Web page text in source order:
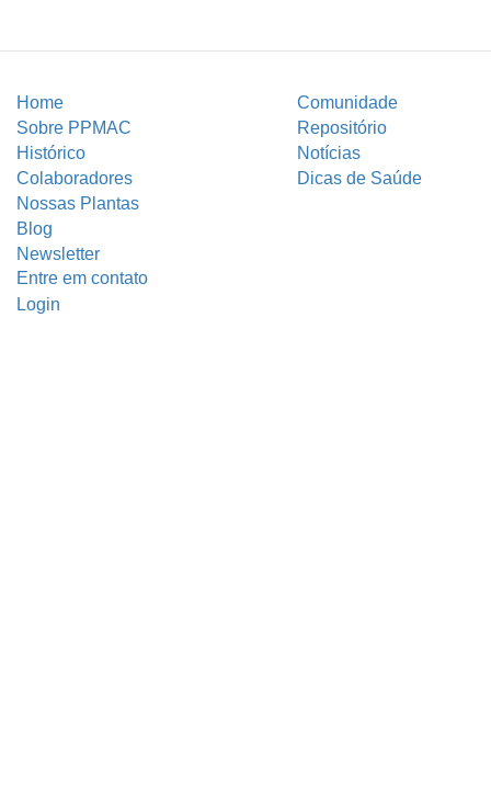
Home
Comunidade
Sobre PPMAC
Repositório
Histórico
Notícias
Colaboradores
Dicas de Saúde
Nossas Plantas
Blog
Newsletter
Entre em contato
Login